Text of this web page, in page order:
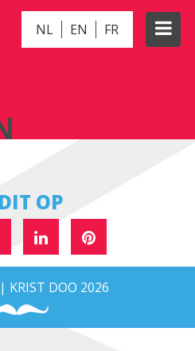
NL EN FR
OP
KRIST DOO 2026